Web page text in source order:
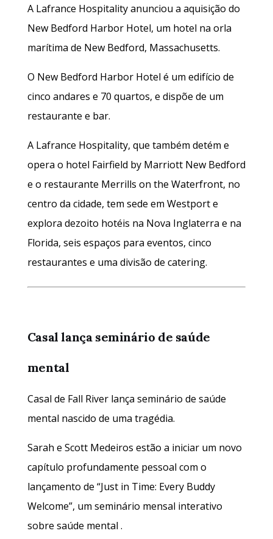
A Lafrance Hospitality anunciou a aquisição do
New Bedford Harbor Hotel, um hotel na orla
marítima de New Bedford, Massachusetts.
O New Bedford Harbor Hotel é um edifício de
cinco andares e 70 quartos, e dispõe de um
restaurante e bar.
A Lafrance Hospitality, que também detém e
opera o hotel Fairfield by Marriott New Bedford
e o restaurante Merrills on the Waterfront, no
centro da cidade, tem sede em Westport e
explora dezoito hotéis na Nova Inglaterra e na
Florida, seis espaços para eventos, cinco
restaurantes e uma divisão de catering.
Casal lança seminário de saúde
mental
Casal de Fall River lança seminário de saúde
mental nascido de uma tragédia.
Sarah e Scott Medeiros estão a iniciar um novo
capítulo profundamente pessoal com o
lançamento de “Just in Time: Every Buddy
Welcome”, um seminário mensal interativo
sobre saúde mental .